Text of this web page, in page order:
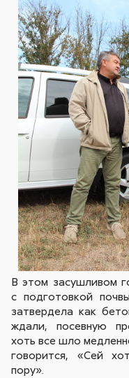
В этом засушливом
с подготовкой
затвердела как
ждали, посевную
хоть все шло
говорится, «Сей
пору»